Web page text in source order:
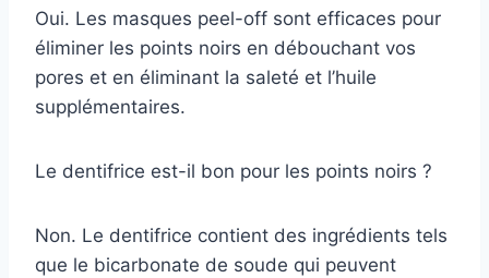
Oui. Les masques peel-off sont efficaces pour
éliminer les points noirs en débouchant vos
pores et en éliminant la saleté et l’huile
supplémentaires.
Le dentifrice est-il bon pour les points noirs ?
Non. Le dentifrice contient des ingrédients tels
que le bicarbonate de soude qui peuvent